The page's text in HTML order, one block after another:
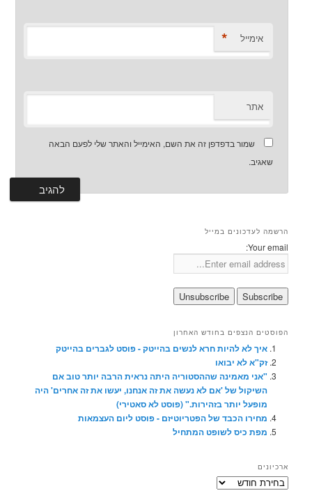
אימייל *
אתר
שמור בדפדפן זה את השם, האימייל והאתר שלי לפעם הבאה
שאגיב.
הרשמה לעדכונים במייל
Your email:
הפוסטים הנצפים בחודש האחרון
איך לא להיות חרא לנשים בהייטק - פוסט לגברים בהייטק
זק"א לא יבואו
"אני מאמינה שההסטוריה היתה נראית הרבה יותר טוב אם
השיקול של 'אם לא נעשה את זה אנחנו, יעשו את זה אחרים' היה
מופעל יותר בזהירות." (פוסט לא סאטירי)
מחירו הכבד של הפטריוטיזם - פוסט ליום העצמאות
מפת כיס לשופט המתחיל
ארכיונים
ארכיונים